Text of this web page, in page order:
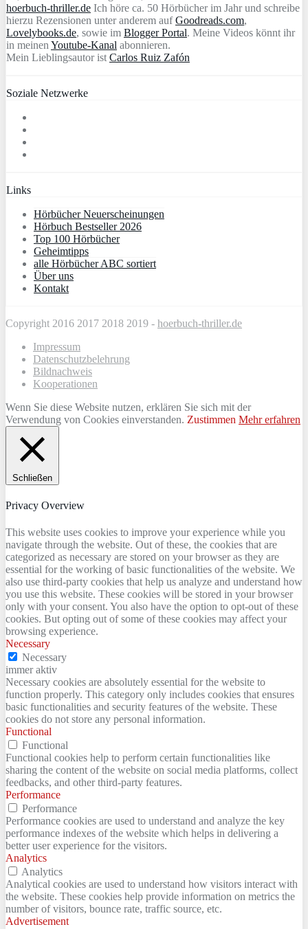
hoerbuch-thriller.de Ich höre ca. 50 Hörbücher im Jahr und schreibe
hierzu Rezensionen unter anderem aufGoodreads.com,
Lovelybooks.de, sowie im Blogger Portal. Meine Videos könnt ihr
in meinen Youtube-Kanal abonnieren.
Mein Lieblingsautor ist Carlos Ruiz Zafón
Soziale Netzwerke
Links
Hörbücher Neuerscheinungen
Hörbuch Bestseller 2026
Top 100 Hörbücher
Geheimtipps
alle Hörbücher ABC sortiert
Über uns
Kontakt
Copyright 2016 2017 2018 2019 - hoerbuch-thriller.de
Impressum
Datenschutzbelehrung
Bildnachweis
Kooperationen
Wenn Sie diese Website nutzen, erklären Sie sich mit der
Verwendung von Cookies einverstanden. Zustimmen Mehr erfahren
Schließen
Privacy Overview
This website uses cookies to improve your experience while you
navigate through the website. Out of these, the cookies that are
categorized as necessary are stored on your browser as they are
essential for the working of basic functionalities of the website. We
also use third-party cookies that help us analyze and understand how
you use this website. These cookies will be stored in your browser
only with your consent. You also have the option to opt-out of these
cookies. But opting out of some of these cookies may affect your
browsing experience.
Necessary
Necessary
immer aktiv
Necessary cookies are absolutely essential for the website to
function properly. This category only includes cookies that ensures
basic functionalities and security features of the website. These
cookies do not store any personal information.
Functional
Functional
Functional cookies help to perform certain functionalities like
sharing the content of the website on social media platforms, collect
feedbacks, and other third-party features.
Performance
Performance
Performance cookies are used to understand and analyze the key
performance indexes of the website which helps in delivering a
better user experience for the visitors.
Analytics
Analytics
Analytical cookies are used to understand how visitors interact with
the website. These cookies help provide information on metrics the
number of visitors, bounce rate, traffic source, etc.
Advertisement